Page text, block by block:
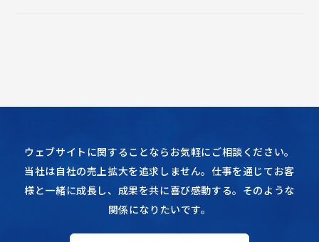
ウェブサイトに関することならお気軽にご相談ください。
当社は自社の売上拡大を追求しません。仕事を通じてお客
様と一緒に成長し、成果を共に喜び感動する。そのような
関係になりたいです。